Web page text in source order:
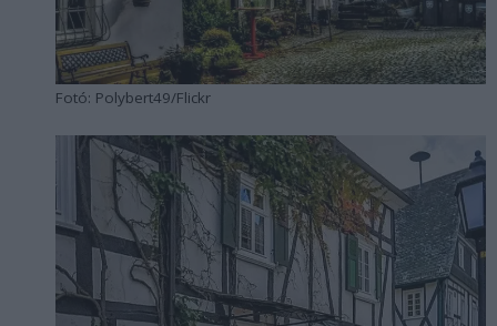
Fotó: Polybert49/Flickr